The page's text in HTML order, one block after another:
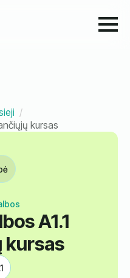
kursas
A1.1
kursas